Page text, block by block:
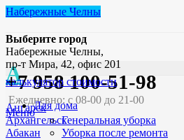
Набережные Челны
Выберите город
А
Ангарск
Архангельск
Абакан
Набережные Челны,
пр-т Мира, 42, офис 201
+7 958 100-51-98
Ежедневно: с 08-00 до 21-00
Меню
калькулятор стоимости
Для дома
Генеральная уборка
Уборка после ремонта